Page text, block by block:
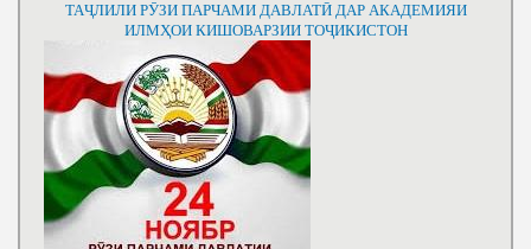
ТАҶЛИЛИ РӮЗИ ПАРЧАМИ ДАВЛАТӢ ДАР АКАДЕМИЯИ
ИЛМҲОИ КИШОВАРЗИИ ТОҶИКИСТОН